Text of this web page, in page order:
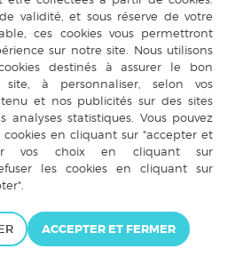
légales|Plan du site|Cookies